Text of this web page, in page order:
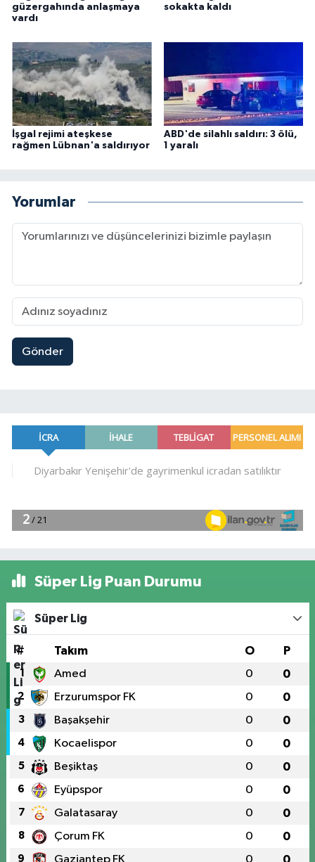
güzergahında anlaşmaya
vardı
sokakta kaldı
İşgal rejimi ateşkese
rağmen Lübnan'a saldırıyor
ABD'de silahlı saldırı: 3 ölü,
1 yaralı
Yorumlar
Gönder
Süper Lig Puan Durumu
Süper Lig
# Takım O P
1 Amed 0 0
2 Erzurumspor FK 0 0
3 Başakşehir 0 0
4 Kocaelispor 0 0
5 Beşiktaş 0 0
6 Eyüpspor 0 0
7 Galatasaray 0 0
8 Çorum FK 0 0
9 Gaziantep FK 0 0